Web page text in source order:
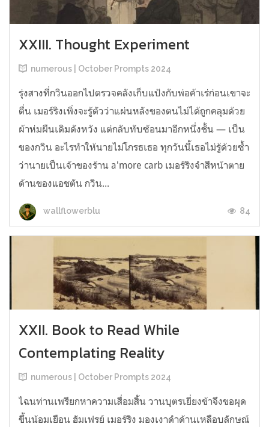
XXIII. Thought Experiment
numerous | October Prompts 2024
รุ่งสางที่กวินออกไปตรวจคลังเก็บแป้งกับพ่อค้าเร่ก่อนเขาจะ
ตื่น เมอร์ริงเพิ่งจะรู้ตัวว่าแผ่นหลังของตนไม่ได้ถูกคลุมด้วย
ผ้าห่มผืนเดิมดังหวัง แต่กลับทับซ้อนมาอีกหนึ่งชั้น — เป็น
ของกวิน อะไรทำให้นายไม่โกรธเธอ ทุกวันนี้เธอไม่รู้ด้วยซ้ำ
ว่านายเป็นเจ้าของร้าน a'more carb เมอร์ริงจำสีหน้าตาย
ด้านของแอชตัน กวิน...
wallflowerblu 84
XXII. Book to Read While
Contemplating Reality
numerous | October Prompts 2024
ไฉนท่านเพรียกหาความเสื่อมสิ้น วานบุตรเยี่ยงข้าจึงขอผุด
ขึ้นน้อมเยือน ฮัมเฟรย์ เมอร์ริง มองเงาดำด้านเหลือบลักษณ์